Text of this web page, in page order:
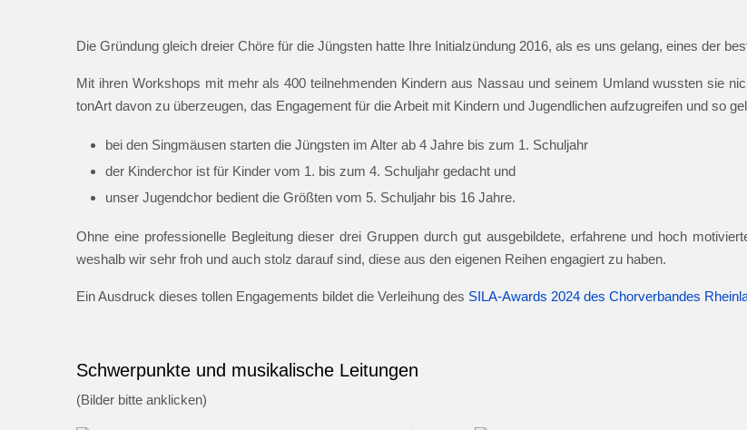
Die Gründung gleich dreier Chöre für die Jüngsten hatte Ihre Initialzündung 2016, als es uns gelang, eines der
Mit ihren Workshops mit mehr als 400 teilnehmenden Kindern aus Nassau und seinem Umland wussten sie
tonArt davon zu überzeugen, das Engagement für die Arbeit mit Kindern und Jugendlichen aufzugreifen und so
bei den Singmäusen starten die Jüngsten im Alter ab 4 Jahre bis zum 1. Schuljahr
der Kinderchor ist für Kinder vom 1. bis zum 4. Schuljahr gedacht und
unser Jugendchor bedient die Größten vom 5. Schuljahr bis 16 Jahre.
Ohne eine professionelle Begleitung dieser drei Gruppen durch gut ausgebildete, erfahrene und hoch
weshalb wir sehr froh und auch stolz darauf sind, diese aus den eigenen Reihen engagiert zu haben.
Ein Ausdruck dieses tollen Engagements bildet die Verleihung des SILA-Awards 2024 des Chorverbandes
Schwerpunkte und musikalische Leitungen
(Bilder bitte anklicken)